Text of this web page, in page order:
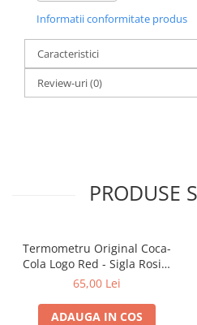
Informatii conformitate produs
Caracteristici
Review-uri(0)
PRODUSE
Termometru Original Coca-
Cola Logo Red - Sigla Rosie,
6.8x28x1.4 cm
65,00 Lei
ADAUGA IN COS